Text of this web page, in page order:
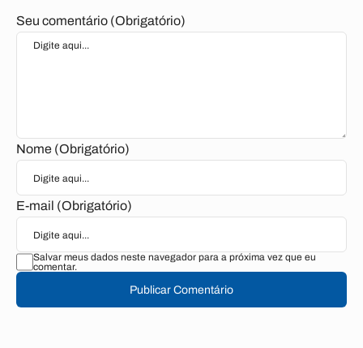
Seu comentário (Obrigatório)
Nome (Obrigatório)
E-mail (Obrigatório)
Salvar meus dados neste navegador para a próxima vez que eu
comentar.
Publicar Comentário